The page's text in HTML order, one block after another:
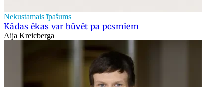
Nekustamais īpašums
Kādas ēkas var būvēt pa posmiem
Aija Kreicberga